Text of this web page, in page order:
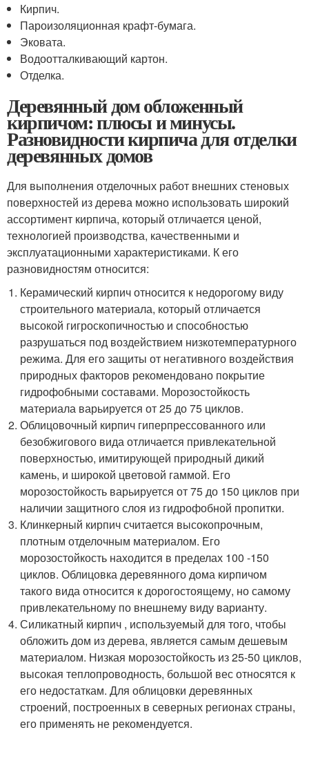
Кирпич.
Пароизоляционная крафт-бумага.
Эковата.
Водоотталкивающий картон.
Отделка.
Деревянный дом обложенный
кирпичом: плюсы и минусы.
Разновидности кирпича для отделки
деревянных домов
Для выполнения отделочных работ внешних стеновых
поверхностей из дерева можно использовать широкий
ассортимент кирпича, который отличается ценой,
технологией производства, качественными и
эксплуатационными характеристиками. К его
разновидностям относится:
Керамический кирпич относится к недорогому виду
строительного материала, который отличается
высокой гигроскопичностью и способностью
разрушаться под воздействием низкотемпературного
режима. Для его защиты от негативного воздействия
природных факторов рекомендовано покрытие
гидрофобными составами. Морозостойкость
материала варьируется от 25 до 75 циклов.
Облицовочный кирпич гиперпрессованного или
безобжигового вида отличается привлекательной
поверхностью, имитирующей природный дикий
камень, и широкой цветовой гаммой. Его
морозостойкость варьируется от 75 до 150 циклов при
наличии защитного слоя из гидрофобной пропитки.
Клинкерный кирпич считается высокопрочным,
плотным отделочным материалом. Его
морозостойкость находится в пределах 100 -150
циклов. Облицовка деревянного дома кирпичом
такого вида относится к дорогостоящему, но самому
привлекательному по внешнему виду варианту.
Силикатный кирпич , используемый для того, чтобы
обложить дом из дерева, является самым дешевым
материалом. Низкая морозостойкость из 25-50 циклов,
высокая теплопроводность, большой вес относятся к
его недостаткам. Для облицовки деревянных
строений, построенных в северных регионах страны,
его применять не рекомендуется.